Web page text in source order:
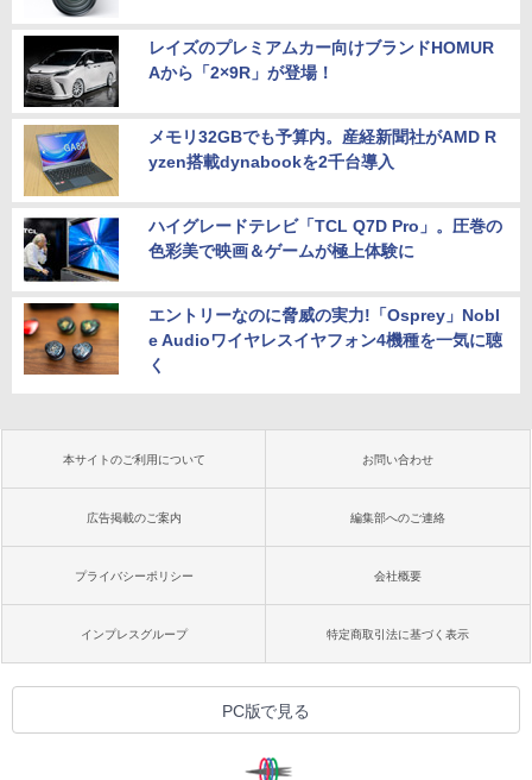
レイズのプレミアムカー向けブランドHOMUR
Aから「2×9R」が登場！
メモリ32GBでも予算内。産経新聞社がAMD R
yzen搭載dynabookを2千台導入
ハイグレードテレビ「TCL Q7D Pro」。圧巻の
色彩美で映画＆ゲームが極上体験に
エントリーなのに脅威の実力!「Osprey」Nobl
e Audioワイヤレスイヤフォン4機種を一気に聴
く
本サイトのご利用について お問い合わせ
広告掲載のご案内 編集部へのご連絡
プライバシーポリシー 会社概要
インプレスグループ 特定商取引法に基づく表示
PC版で見る